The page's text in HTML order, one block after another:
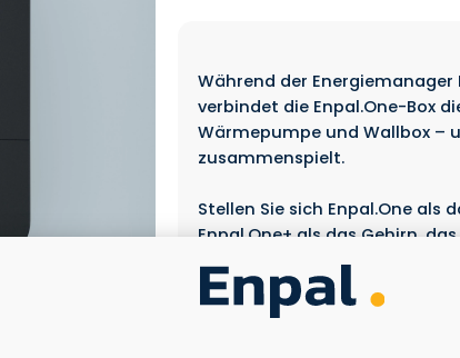
Während der
verbindet die Enpal.One-Box
Wärmepumpe und Wallbox –
zusammenspielt.
Stellen Sie sich Enpal.One als
Enpal.One+ als das Gehirn,